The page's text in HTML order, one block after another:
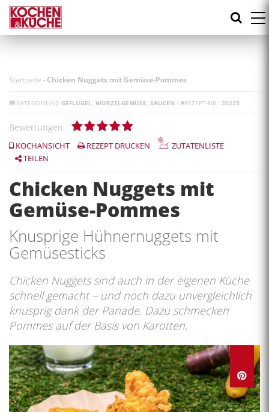
Direkt
zum
Inhalt
Startseite -Chicken Nuggets mit Gemüse-Pommes
KATEGORIE(N): GEFLÜGEL WURZELGEMÜSE SAUCEN / #REZEPT-NR.: 20225
Bewertungen
KOCHANSICHT REZEPT DRUCKEN
ZUTATENLISTE
TEILEN
Chicken Nuggets mit
Gemüse-Pommes
Knusprige Hühnernuggets mit
Gemüsesticks
Chicken Nuggets sind auch in der eigenen Küche
schnell gemacht – und noch dazu unvergleichlich
knusprig dank der Panade. Dazu schmecken
Pommes auf der Basis von Karotten.